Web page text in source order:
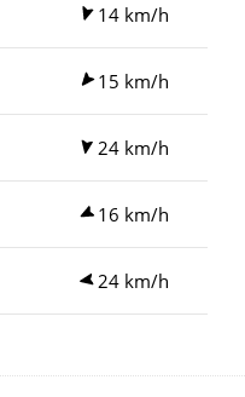
14 km/h
15 km/h
24 km/h
16 km/h
24 km/h